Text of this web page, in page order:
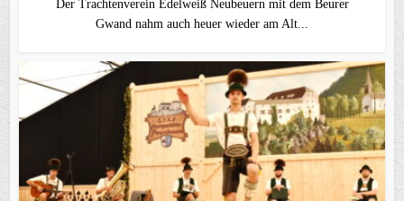
Der Trachtenverein Edelweiß Neubeuern mit dem Beurer
Gwand nahm auch heuer wieder am Alt...